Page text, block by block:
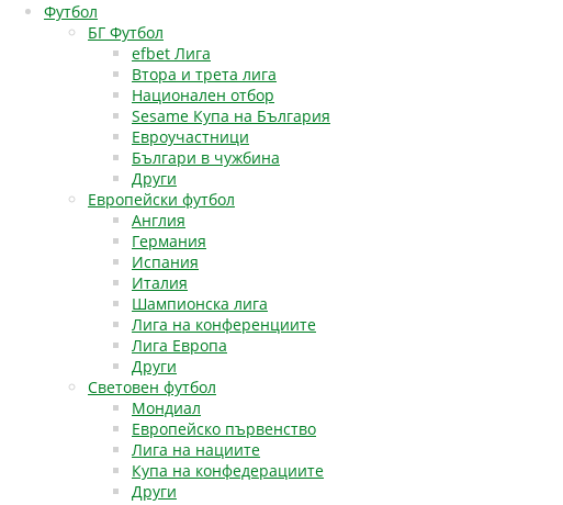
Футбол
БГ Футбол
efbet Лига
Втора и трета лига
Национален отбор
Sesame Купа на България
Евроучастници
Българи в чужбина
Други
Европейски футбол
Англия
Германия
Испания
Италия
Шампионска лига
Лига на конференциите
Лига Европа
Други
Световен футбол
Мондиал
Европейско първенство
Лига на нациите
Купа на конфедерациите
Други